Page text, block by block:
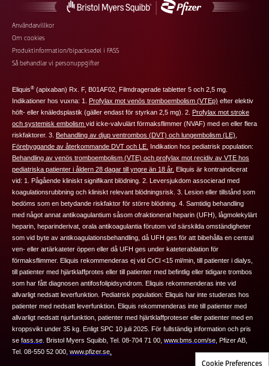
Footer
additional
links
Användarvillkor
Om cookies
Produktinformation/bipacksedel i FASS
Så behandlar vi personuppgifter
Eliquis® (apixaban) Rx. F, B01AF02, Filmdragerade tabletter 5 och 2,5 mg.
Indikationer hos vuxna: 1. Profylax mot venös tromboembolism (VTEp) efter elektiv
höft‑ eller knäledsplastik (gäller endast för styrkan 2,5 mg). 2. Profylax mot stroke
och systemisk embolism vid icke-valvulärt förmaksflimmer (NVAF) med en eller flera
riskfaktorer. 3. Behandling av djup ventrombos (DVT) och lungembolism (LE)
Förebyggande av återkommande DVT och LE. Indikation hos pediatrisk population:
Behandling av venös tromboembolism (VTE) och profylax mot recidiv av VTE hos
pediatriska patienter i åldern 28 dagar till yngre än 18 år. Eliquis är kontraindicerat
vid: 1. Pågående kliniskt signifikant blödning. 2. Leversjukdom associerad med
koagulationsrubbning och kliniskt relevant blödningsrisk. 3. Lesion eller tillstånd som
bedöms som en betydande riskfaktor för större blödning. 4. Samtidig behandling
med något annat antikoagulantium såsom ofraktionerat heparin (UFH), lågmolekylärt
heparin, heparinderivat, orala antikoagulantia förutom vid särskilda omständigheter
som vid byte av antikoagulationsbehandling, då UFH ges för att bibehålla en central
ven- eller artärkateter öppen eller då UFH ges under kateterablation för
förmaksflimmer. Eliquis rekommenderas ej vid CrCl <15 ml/min, till patienter i dialys,
till patienter med hjärtklaffprotes eller till patienter med befintlig eller tidigare trombos
som har fått diagnosen antifosfolipidsyndrom. Eliquis rekommenderas inte vid
allvarligt nedsatt leverfunktion. Pediatrisk population: Eliquis har inte studerats hos
patienter med nedsatt leverfunktion. Eliquis rekommenderas inte till patienter med
allvarligt nedsatt njurfunktion, patienter med hjärtklaffproteser eller patienter med en
kroppsvikt under 35 kg. Enligt SPC 10 juli 2025. För fullständig information och pris
se fass.se Bristol Myers Squibb, Tel. 08-704 71 00, www.bms.com/se Pfizer AB,
Tel. 08-550 52 000, www.pfizer.se
Cookie Preferences